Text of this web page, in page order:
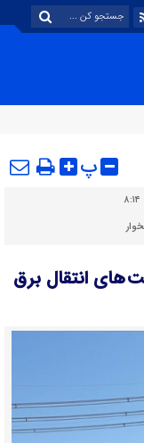
پ
های انتقال برق